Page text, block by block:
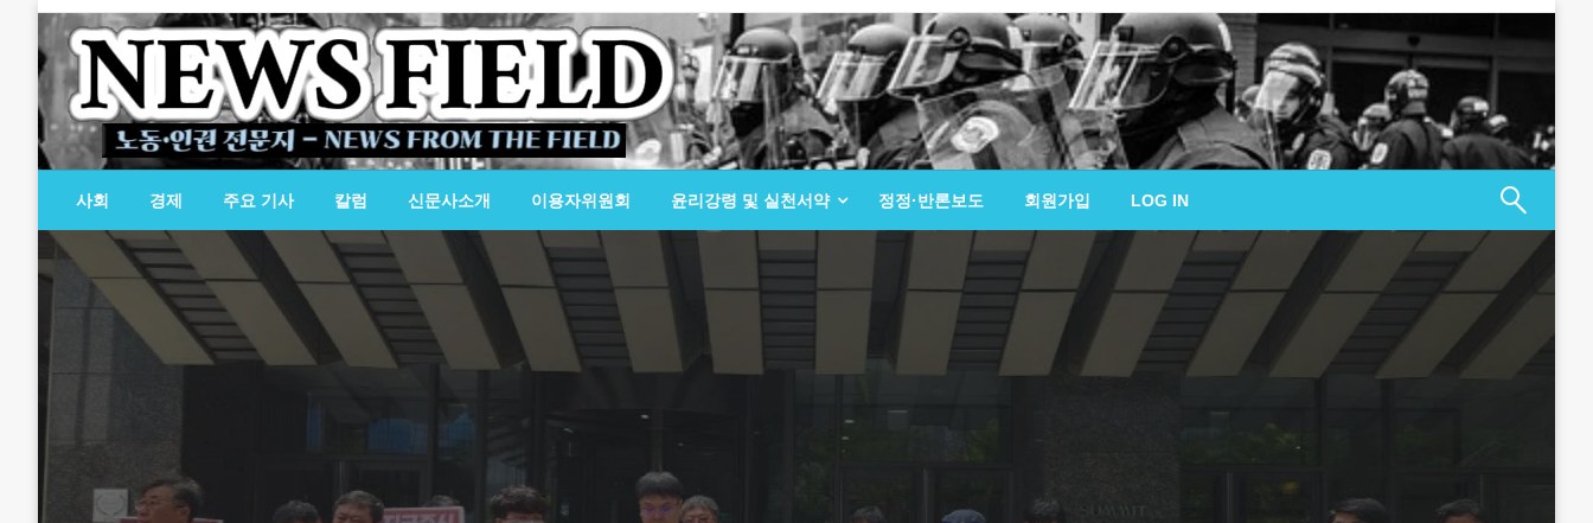
content
뉴스필드
노동·인권 전문지
사회 경제 주요 기사 칼럼 신문사소개 이용자위원회 윤리강령 및 실천서약 정정·반론보도 회원가입 LOG IN